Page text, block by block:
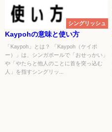
シングリッシュ
Kaypohの意味と使い方
「Kaypoh」とは？ 「Kaypoh（ケイポ
ー）」は、シンガポールで「おせっかい」
や「やたらと他人のことに首を突っ込む
人」を指すシングリッ...